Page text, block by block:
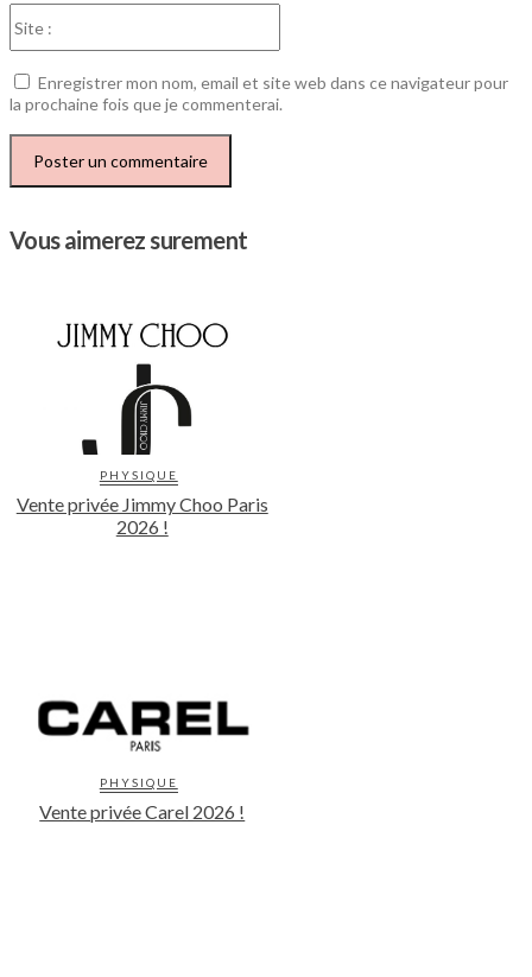
Enregistrer mon nom, email et site web dans ce navigateur pour
la prochaine fois que je commenterai.
Vous aimerez surement
PHYSIQUE
Vente privée Jimmy Choo Paris
2026 !
PHYSIQUE
Vente privée Carel 2026 !